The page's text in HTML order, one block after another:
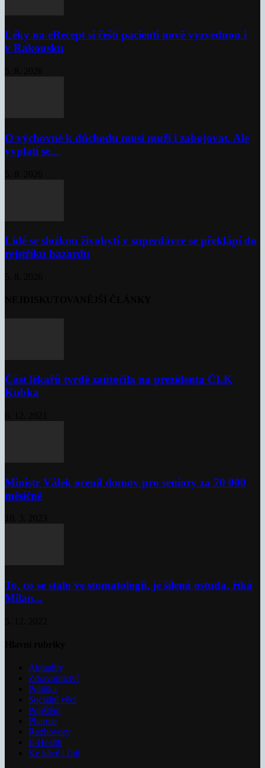
Léky na eRecept si čeští pacienti nově vyzvednou i
v Rakousku
O výchovné k důchodu musí muži i zabojovat. Ale
vyplatí se...
Lidé se složkou živobytí v superdávce se překlápí do
rejstříku hazardu
Část lékařů tvrdě zaútočila na prezidenta ČLK
Kubka
Ministr Válek ocenil domov pro seniory za 70 000
měsíčně
To, co se stalo ve stomatologii, je šílená ostuda, říká
Milan...
Aktuality
Zdravotnictví
Politika
Sociální věci
Pojištění
Pharma
Rozhovory
E-Health
Ke kávě i čaji